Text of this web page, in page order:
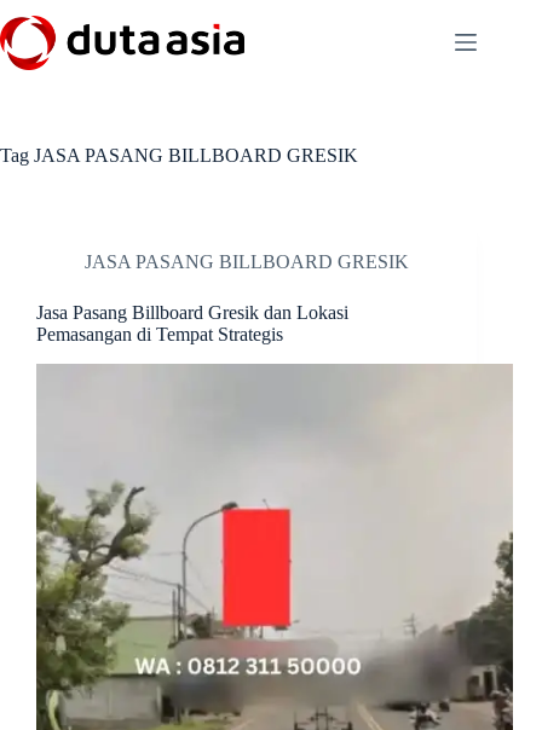
to
content
Tag JASA PASANG BILLBOARD GRESIK
JASA PASANG BILLBOARD GRESIK
Jasa Pasang Billboard Gresik dan Lokasi
Pemasangan di Tempat Strategis